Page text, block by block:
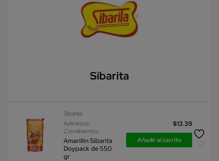
Sibarita
Sibarita
Aderezos,
Condimentos
Amarillin Sibarita
Doypack de 550
gr
$13.39
Añadir al carrito